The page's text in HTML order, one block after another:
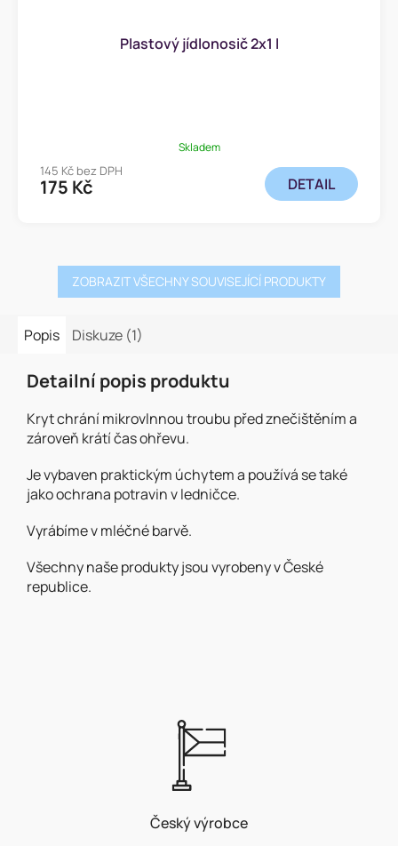
Plastový jídlonosič 2x1 l
Skladem
145 Kč bez DPH
175 Kč DETAIL
ZOBRAZIT VŠECHNY SOUVISEJÍCÍ PRODUKTY
Popis Diskuze (1)
Detailní popis produktu
Kryt chrání mikrovlnnou troubu před znečištěním a
zároveň krátí čas ohřevu.
Je vybaven praktickým úchytem a používá se také
jako ochrana potravin v ledničce.
Vyrábíme v mléčné barvě.
Všechny naše produkty jsou vyrobeny v České
republice.
Český výrobce